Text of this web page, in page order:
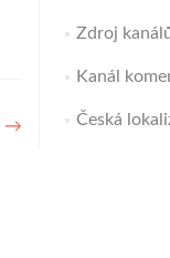
→
Zdroj
Kanál
Česká